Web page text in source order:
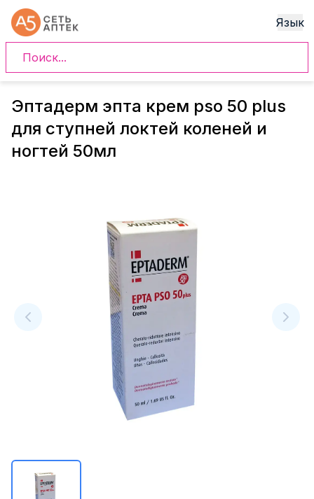
Язык
Эптадерм эпта крем pso 50 plus
для ступней локтей коленей и
ногтей 50мл